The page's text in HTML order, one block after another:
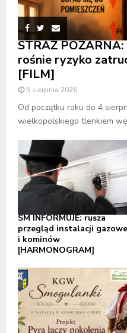
STRAŻ
rośnie ryzyko
[FILM]
5 sierpnia 2026
Od początku roku do 4
wielkopolskiego tlenkiem
SM INFORMUJE: rusza
przegląd instalacji
i kominów
[HARMONOGRAM]